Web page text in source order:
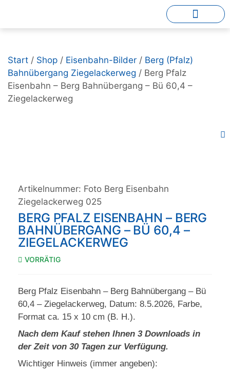
Start / Shop / Eisenbahn-Bilder / Berg (Pfalz)
Bahnübergang Ziegelackerweg / Berg Pfalz
Eisenbahn – Berg Bahnübergang – Bü 60,4 –
Ziegelackerweg
Artikelnummer: Foto Berg Eisenbahn
Ziegelackerweg 025
BERG PFALZ EISENBAHN – BERG
BAHNÜBERGANG – BÜ 60,4 –
ZIEGELACKERWEG
VORRÄTIG
Berg Pfalz Eisenbahn – Berg Bahnübergang – Bü
60,4 – Ziegelackerweg, Datum: 8.5.2026, Farbe,
Format ca. 15 x 10 cm (B. H.).
Nach dem Kauf stehen Ihnen 3 Downloads in
der Zeit von 30 Tagen zur Verfügung.
Wichtiger Hinweis (immer angeben):